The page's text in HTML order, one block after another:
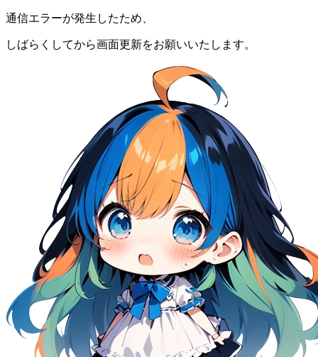
通信エラーが発生したため、
しばらくしてから画面更新をお願いいたします。